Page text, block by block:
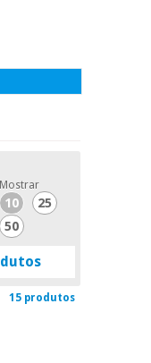
Mostrar
10
25
50
15 produtos